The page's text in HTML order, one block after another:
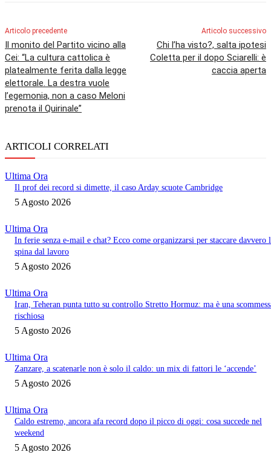
Articolo precedente
Il monito del Partito vicino alla
Cei: “La cultura cattolica è
platealmente ferita dalla legge
elettorale. La destra vuole
l’egemonia, non a caso Meloni
prenota il Quirinale”
Articolo successivo
Chi l’ha visto?, salta ipotesi
Coletta per il dopo Sciarelli: è
caccia aperta
ARTICOLI CORRELATI
Ultima Ora
Il prof dei record si dimette, il caso Arday scuote Cambridge
5 Agosto 2026
Ultima Ora
In ferie senza e-mail e chat? Ecco come organizzarsi per staccare davvero
spina dal lavoro
5 Agosto 2026
Ultima Ora
Iran, Teheran punta tutto su controllo Stretto Hormuz: ma è una
rischiosa
5 Agosto 2026
Ultima Ora
Zanzare, a scatenarle non è solo il caldo: un mix di fattori le ‘accende’
5 Agosto 2026
Ultima Ora
Caldo estremo, ancora afa record dopo il picco di oggi: cosa succede nel
weekend
5 Agosto 2026